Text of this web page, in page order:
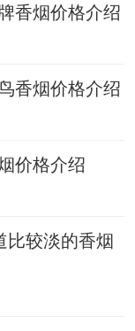
香烟价格介绍
香烟价格介绍
价格介绍
比较淡的香烟